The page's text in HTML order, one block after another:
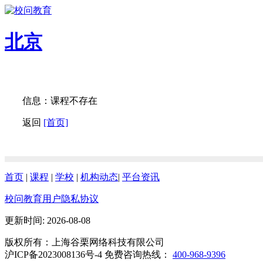
北京
信息：课程不存在
返回 [首页]
首页 | 课程 | 学校 | 机构动态| 平台资讯
校问教育用户隐私协议
更新时间: 2026-08-08
版权所有：上海谷栗网络科技有限公司
沪ICP备2023008136号-4 免费咨询热线： 400-968-9396